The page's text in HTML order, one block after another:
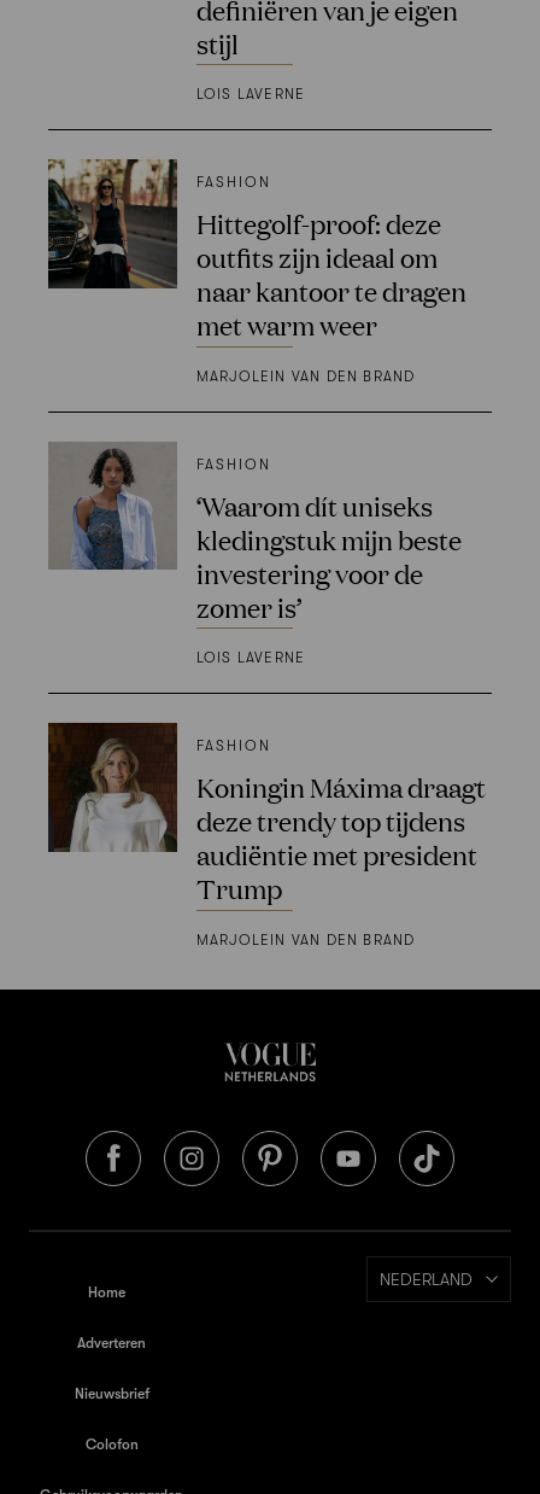
definiëren van je eigen
stijl
LOIS LAVERNE
FASHION
Hittegolf-proof: deze
outfits zijn ideaal om
naar kantoor te dragen
met warm weer
MARJOLEIN VAN DEN BRAND
FASHION
‘Waarom dít uniseks
kledingstuk mijn beste
investering voor de
zomer is’
LOIS LAVERNE
FASHION
Koningin Máxima draagt
deze trendy top tijdens
audiëntie met president
Trump
MARJOLEIN VAN DEN BRAND
Home
Adverteren
Nieuwsbrief
Colofon
NEDERLAND